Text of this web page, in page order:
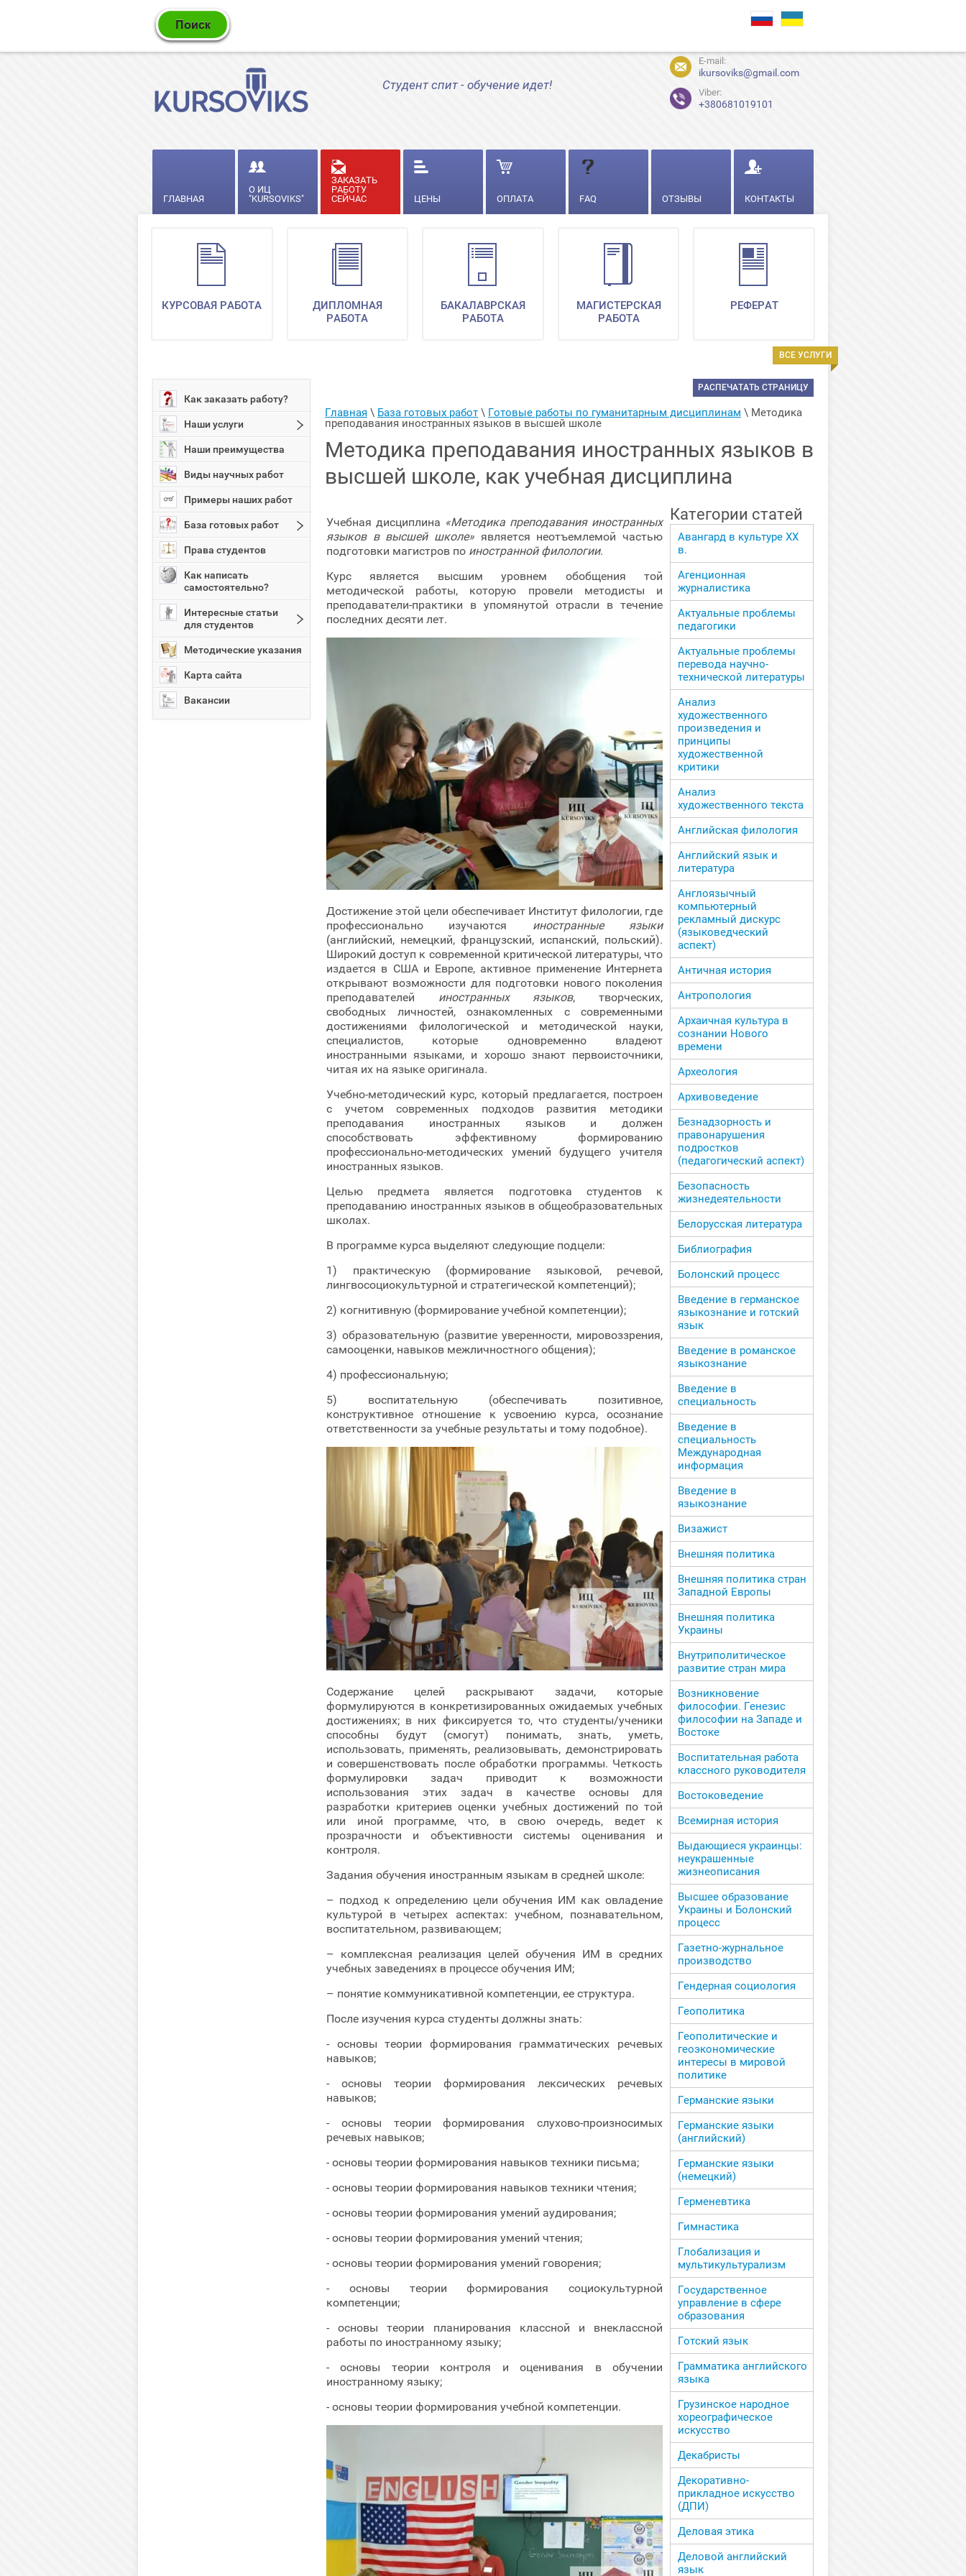
Студент спит - обучение идет!
E-mail:
ikursoviks@gmail.com
Viber:
+380681019101
ГЛАВНАЯ
О ИЦ
"KURSOVIKS"
ЗАКАЗАТЬ
РАБОТУ
СЕЙЧАС
ЦЕНЫ ОПЛАТА FAQ ОТЗЫВЫ КОНТАКТЫ
ВСЕ УСЛУГИ
КУРСОВАЯ РАБОТА
ДИПЛОМНАЯ
РАБОТА
БАКАЛАВРСКАЯ
РАБОТА
МАГИСТЕРСКАЯ
РАБОТА
РЕФЕРАТ
Как заказать работу?
Наши услуги
Наши преимущества
Виды научных работ
Примеры наших работ
База готовых работ
Права студентов
Как написать
самостоятельно?
Интересные статьи
для студентов
Методические указания
Карта сайта
Вакансии
РАСПЕЧАТАТЬ СТРАНИЦУ
Главная \ База готовых работ \ Готовые работы по гуманитарным дисциплинам \ Методика
преподавания иностранных языков в высшей школе
Методика преподавания иностранных языков в
высшей школе, как учебная дисциплина
Учебная дисциплина «Методика преподавания иностранных
языков в высшей школе» является неотъемлемой частью
подготовки магистров по иностранной филологии.
Курс является высшим уровнем обобщения той
методической работы, которую провели методисты и
преподаватели-практики в упомянутой отрасли в течение
последних десяти лет.
Достижение этой цели обеспечивает Институт филологии, где
профессионально изучаются иностранные языки
(английский, немецкий, французский, испанский, польский).
Широкий доступ к современной критической литературы, что
издается в США и Европе, активное применение Интернета
открывают возможности для подготовки нового поколения
преподавателей иностранных языков, творческих,
свободных личностей, ознакомленных с современными
достижениями филологической и методической науки,
специалистов, которые одновременно владеют
иностранными языками, и хорошо знают первоисточники,
читая их на языке оригинала.
Учебно-методический курс, который предлагается, построен
с учетом современных подходов развития методики
преподавания иностранных языков и должен
способствовать эффективному формированию
профессионально-методических умений будущего учителя
иностранных языков.
Целью предмета является подготовка студентов к
преподаванию иностранных языков в общеобразовательных
школах.
В программе курса выделяют следующие подцели:
1) практическую (формирование языковой, речевой,
лингвосоциокультурной и стратегической компетенций);
2) когнитивную (формирование учебной компетенции);
3) образовательную (развитие уверенности, мировоззрения,
самооценки, навыков межличностного общения);
4) профессиональную;
5) воспитательную (обеспечивать позитивное,
конструктивное отношение к усвоению курса, осознание
ответственности за учебные результаты и тому подобное).
Содержание целей раскрывают задачи, которые
формулируются в конкретизированных ожидаемых учебных
достижениях; в них фиксируется то, что студенты/ученики
способны будут (смогут) понимать, знать, уметь,
использовать, применять, реализовывать, демонстрировать
и совершенствовать после обработки программы. Четкость
формулировки задач приводит к возможности
использования этих задач в качестве основы для
разработки критериев оценки учебных достижений по той
или иной программе, что, в свою очередь, ведет к
прозрачности и объективности системы оценивания и
контроля.
Задания обучения иностранным языкам в средней школе:
– подход к определению цели обучения ИМ как овладение
культурой в четырех аспектах: учебном, познавательном,
воспитательном, развивающем;
– комплексная реализация целей обучения ИМ в средних
учебных заведениях в процессе обучения ИМ;
– понятие коммуникативной компетенции, ее структура.
После изучения курса студенты должны знать:
- основы теории формирования грамматических речевых
навыков;
- основы теории формирования лексических речевых
навыков;
- основы теории формирования слухово-произносимых
речевых навыков;
- основы теории формирования навыков техники письма;
- основы теории формирования навыков техники чтения;
- основы теории формирования умений аудирования;
- основы теории формирования умений чтения;
- основы теории формирования умений говорения;
- основы теории формирования социокультурной
компетенции;
- основы теории планирования классной и внеклассной
работы по иностранному языку;
- основы теории контроля и оценивания в обучении
иностранному языку;
- основы теории формирования учебной компетенции.
Категории статей
Авангард в культуре ХХ
в.
Агенционная
журналистика
Актуальные проблемы
педагогики
Актуальные проблемы
перевода научно-
технической литературы
Анализ
художественного
произведения и
принципы
художественной
критики
Анализ
художественного текста
Английская филология
Английский язык и
литература
Англоязычный
компьютерный
рекламный дискурс
(языковедческий
аспект)
Античная история
Антропология
Архаичная культура в
сознании Нового
времени
Археология
Архивоведение
Безнадзорность и
правонарушения
подростков
(педагогический аспект)
Безопасность
жизнедеятельности
Белорусская литература
Библиография
Болонский процесс
Введение в германское
языкознание и готский
язык
Введение в романское
языкознание
Введение в
специальность
Введение в
специальность
Международная
информация
Введение в
языкознание
Визажист
Внешняя политика
Внешняя политика стран
Западной Европы
Внешняя политика
Украины
Внутриполитическое
развитие стран мира
Возникновение
философии. Генезис
философии на Западе и
Востоке
Воспитательная работа
классного руководителя
Востоковедение
Всемирная история
Выдающиеся украинцы:
неукрашенные
жизнеописания
Высшее образование
Украины и Болонский
процесс
Газетно-журнальное
производство
Гендерная социология
Геополитика
Геополитические и
геоэкономические
интересы в мировой
политике
Германские языки
Германские языки
(английский)
Германские языки
(немецкий)
Герменевтика
Гимнастика
Глобализация и
мультикультурализм
Государственное
управление в сфере
образования
Готский язык
Грамматика английского
языка
Грузинское народное
хореографическое
искусство
Декабристы
Декоративно-
прикладное искусство
(ДПИ)
Деловая этика
Деловой английский
язык